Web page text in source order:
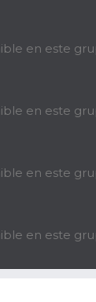
en este
en este
en este
en este